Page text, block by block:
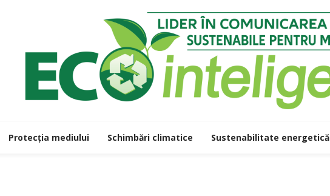
Protecția mediului Schimbări climatice Sustenabilitate energetică